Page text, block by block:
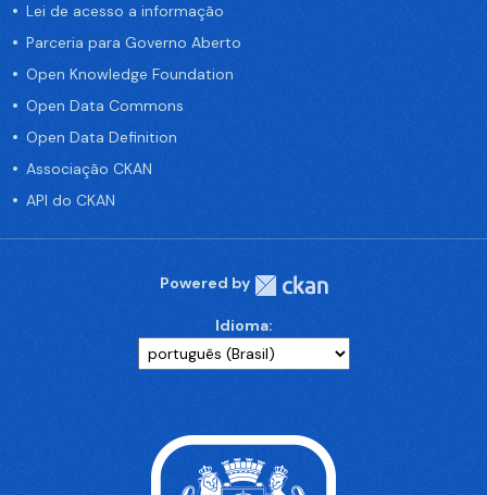
Lei de acesso a informação
Parceria para Governo Aberto
Open Knowledge Foundation
Open Data Commons
Open Data Definition
Associação CKAN
API do CKAN
Powered by
Idioma